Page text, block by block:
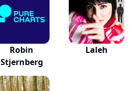
Robin
Stjernberg
Laleh